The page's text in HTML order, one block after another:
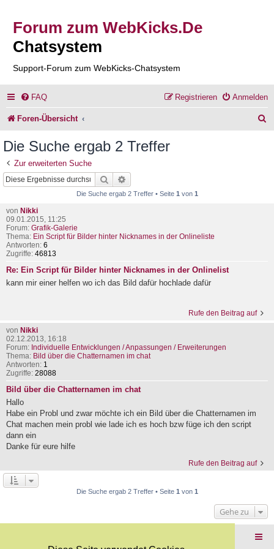
Forum zum WebKicks.De
Chatsystem
Support-Forum zum WebKicks-Chatsystem
FAQ Anmelden
Registrieren
Foren-Übersicht
Die Suche ergab 2 Treffer
Zur erweiterten Suche
Suche
Die Suche ergab 2 Treffer • Seite 1 von 1
von Nikki
09.01.2015, 11:25
Forum: Grafik-Galerie
Thema: Ein Script für Bilder hinter Nicknames in der Onlineliste
Antworten: 6
Zugriffe: 46813
Re: Ein Script für Bilder hinter Nicknames in der Onlinelist
kann mir einer helfen wo ich das Bild dafür hochlade dafür
Rufe den Beitrag auf
von Nikki
02.12.2013, 16:18
Forum: Individuelle Entwicklungen / Anpassungen / Erweiterungen
Thema: Bild über die Chatternamen im chat
Antworten: 1
Zugriffe: 28088
Bild über die Chatternamen im chat
Hallo
Habe ein Probl und zwar möchte ich ein Bild über die Chatternamen im
Chat machen mein probl wie lade ich es hoch bzw füge ich den script
dann ein
Danke für eure hilfe
Rufe den Beitrag auf
Die Suche ergab 2 Treffer • Seite 1 von 1
Gehe zu